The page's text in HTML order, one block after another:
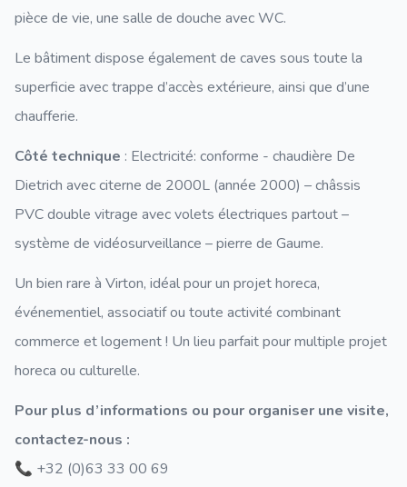
pièce de vie, une salle de douche avec WC.
Le bâtiment dispose également de caves sous toute la
superficie avec trappe d’accès extérieure, ainsi que d’une
chaufferie.
Côté technique : Electricité: conforme - chaudière De
Dietrich avec citerne de 2000L (année 2000) – châssis
PVC double vitrage avec volets électriques partout –
système de vidéosurveillance – pierre de Gaume.
Un bien rare à Virton, idéal pour un projet horeca,
événementiel, associatif ou toute activité combinant
commerce et logement ! Un lieu parfait pour multiple projet
horeca ou culturelle.
Pour plus d’informations ou pour organiser une visite,
contactez-nous :
📞 +32 (0)63 33 00 69